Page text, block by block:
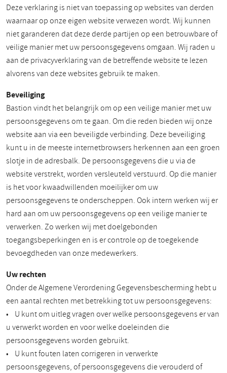
Deze verklaring is niet van toepassing op websites van derden
waarnaar op onze eigen website verwezen wordt. Wij kunnen
niet garanderen dat deze derde partijen op een betrouwbare of
veilige manier met uw persoonsgegevens omgaan. Wij raden u
aan de privacyverklaring van de betreffende website te lezen
alvorens van deze websites gebruik te maken.
Beveiliging
Bastion vindt het belangrijk om op een veilige manier met uw
persoonsgegevens om te gaan. Om die reden bieden wij onze
website aan via een beveiligde verbinding. Deze beveiliging
kunt u in de meeste internetbrowsers herkennen aan een groen
slotje in de adresbalk. De persoonsgegevens die u via de
website verstrekt, worden versleuteld verstuurd. Op die manier
is het voor kwaadwillenden moeilijker om uw
persoonsgegevens te onderscheppen. Ook intern werken wij er
hard aan om uw persoonsgegevens op een veilige manier te
verwerken. Zo werken wij met doelgebonden
toegangsbeperkingen en is er controle op de toegekende
bevoegdheden van onze medewerkers.
Uw rechten
Onder de Algemene Verordening Gegevensbescherming hebt u
een aantal rechten met betrekking tot uw persoonsgegevens:
• U kunt om uitleg vragen over welke persoonsgegevens er van
u verwerkt worden en voor welke doeleinden die
persoonsgegevens worden gebruikt.
• U kunt fouten laten corrigeren in verwerkte
persoonsgegevens, of persoonsgegevens die verouderd of